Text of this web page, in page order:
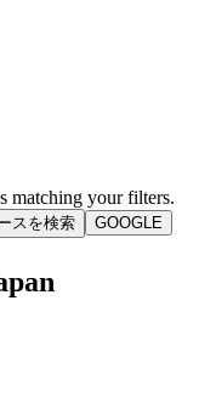
matching your filters.
スを検索 GOOGLE